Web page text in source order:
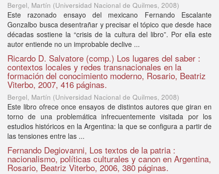
Bergel, Martín (Universidad Nacional de Quilmes, 2008)
Este razonado ensayo del mexicano Fernando Escalante
Gonzalbo busca desentrañar y precisar el tópico que desde hace
décadas sostiene la “crisis de la cultura del libro”. Por ella este
autor entiende no un improbable declive ...
Ricardo D. Salvatore (comp.) Los lugares del saber :
contextos locales y redes transnacionales en la
formación del conocimiento moderno, Rosario, Beatriz
Viterbo, 2007, 416 páginas.
Bergel, Martín (Universidad Nacional de Quilmes, 2008)
Este libro ofrece once ensayos de distintos autores que giran en
torno de una problemática infrecuentemente visitada por los
estudios históricos en la Argentina: la que se configura a partir de
las tensiones entre las ...
Fernando Degiovanni, Los textos de la patria :
nacionalismo, políticas culturales y canon en Argentina,
Rosario, Beatriz Viterbo, 2006, 380 páginas.